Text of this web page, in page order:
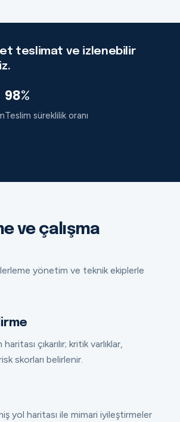
teslimat ve izlenebilir
98%
Teslim süreklilik oranı
ve çalışma
yönetim ve teknik ekiplerle
çıkarılır; kritik varlıklar,
skorları belirlenir.
yol haritası ile mimari iyileştirmeler